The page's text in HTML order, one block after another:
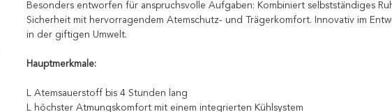
Besonders entworfen für anspruchsvolle Aufgaben: Kombiniert selbstständiges
Sicherheit mit hervorragendem Atemschutz- und Trägerkomfort. Innovativ im
in der giftigen Umwelt.
Hauptmerkmale:
L Atemsauerstoff bis 4 Stunden lang
L höchster Atmungskomfort mit einem integrierten Kühlsystem